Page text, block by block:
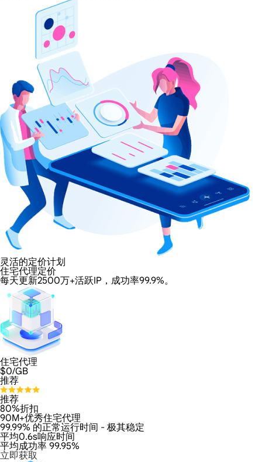
灵活的定价计划
住宅代理定价
每天更新2500万+活跃IP，成功率99.9%。
住宅代理
$0/GB
推荐
推荐
80%折扣
90M+优秀住宅代理
99.99% 的正常运行时间 - 极其稳定
平均0.6s响应时间
平均成功率 99.95%
立即获取